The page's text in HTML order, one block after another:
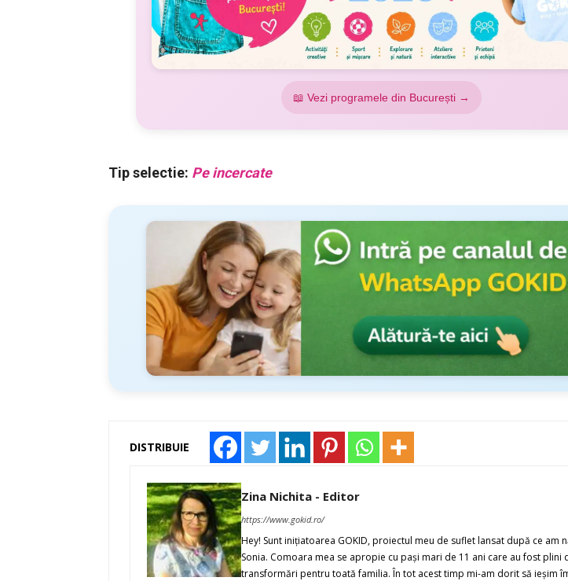
📖 Vezi programele din București →
Tip selectie: Pe incercate
DISTRIBUIE
Zina Nichita - Editor
https://www.gokid.ro/
Hey! Sunt iniţiatoarea GOKID, proiectul meu de suflet lansat după ce am
Sonia. Comoara mea se apropie cu paşi mari de 11 ani care au fost plini
transformări pentru toată familia. În tot acest timp mi-am dorit să ieşim